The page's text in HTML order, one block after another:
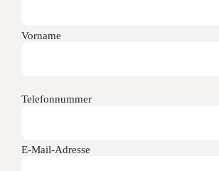
Vorname
Telefonnummer
E-Mail-Adresse